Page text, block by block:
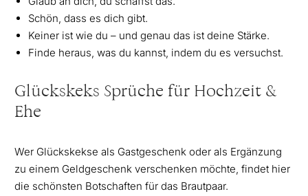
Schön, dass es dich gibt.
Keiner ist wie du – und genau das ist deine Stärke.
Finde heraus, was du kannst, indem du es versuchst.
Glückskeks Sprüche für Hochzeit &
Ehe
Wer Glückskekse als Gastgeschenk oder als Ergänzung
zu einem Geldgeschenk verschenken möchte, findet hier
die schönsten Botschaften für das Brautpaar.